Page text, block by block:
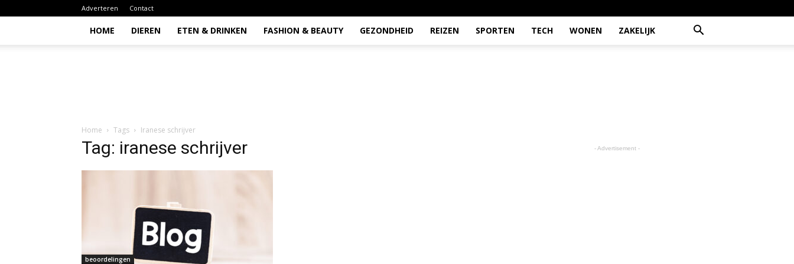
Adverteren Contact
HOME DIEREN ETEN & DRINKEN FASHION & BEAUTY GEZONDHEID REIZEN SPORTEN TECH WONEN ZAKELIJK
Home Tags Iranese schrijver
Tag: iranese schrijver
beoordelingen
- Advertisement -